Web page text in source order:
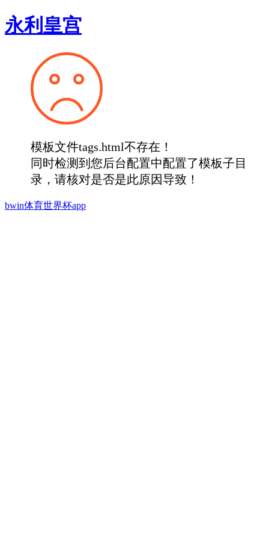
永利皇宫
模板文件tags.html不存在！
同时检测到您后台配置中配置了模板子目
录，请核对是否是此原因导致！
bwin体育世界杯app